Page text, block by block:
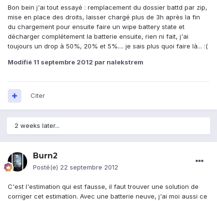
Bon bein j'ai tout essayé : remplacement du dossier battd par zip,
mise en place des droits, laisser chargé plus de 3h après la fin
du chargement pour ensuite faire un wipe battery state et
décharger complétement la batterie ensuite, rien ni fait, j'ai
toujours un drop à 50%, 20% et 5%.... je sais plus quoi faire là... :(
Modifié 11 septembre 2012 par nalekstrem
Citer
2 weeks later...
Burn2
Posté(e) 22 septembre 2012
C'est l'estimation qui est fausse, il faut trouver une solution de
corriger cet estimation. Avec une batterie neuve, j'ai moi aussi ce